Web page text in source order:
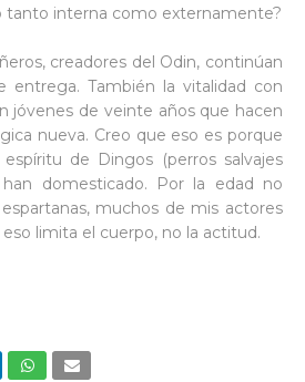
tanto interna como externamente?
creadores del Odin, continúan
entrega. También la vitalidad con
jóvenes de veinte años que hacen
nueva. Creo que eso es porque
de Dingos (perros salvajes
han domesticado. Por la edad no
muchos de mis actores
limita el cuerpo, no la actitud.